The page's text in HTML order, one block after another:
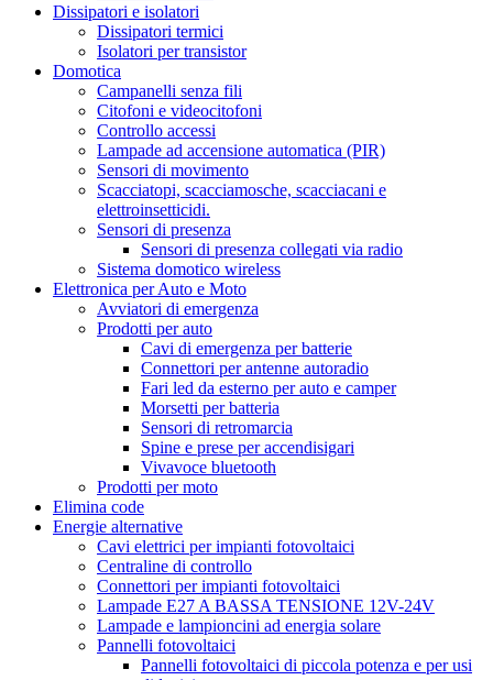
Dissipatori e isolatori
Dissipatori termici
Isolatori per transistor
Domotica
Campanelli senza fili
Citofoni e videocitofoni
Controllo accessi
Lampade ad accensione automatica (PIR)
Sensori di movimento
Scacciatopi, scacciamosche, scacciacani e
elettroinsetticidi.
Sensori di presenza
Sensori di presenza collegati via radio
Sistema domotico wireless
Elettronica per Auto e Moto
Avviatori di emergenza
Prodotti per auto
Cavi di emergenza per batterie
Connettori per antenne autoradio
Fari led da esterno per auto e camper
Morsetti per batteria
Sensori di retromarcia
Spine e prese per accendisigari
Vivavoce bluetooth
Prodotti per moto
Elimina code
Energie alternative
Cavi elettrici per impianti fotovoltaici
Centraline di controllo
Connettori per impianti fotovoltaici
Lampade E27 A BASSA TENSIONE 12V-24V
Lampade e lampioncini ad energia solare
Pannelli fotovoltaici
Pannelli fotovoltaici di piccola potenza e per usi